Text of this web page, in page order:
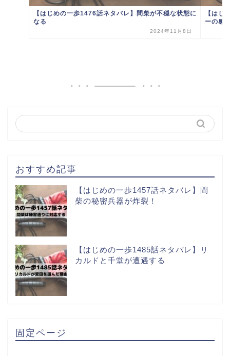
【はじめの一歩1476話ネタバレ】間柴が不穏な状態に
なる
2024年11月8日
【はじ
ーの感
おすすめ記事
【はじめの一歩1457話ネタバレ】間
柴の秘密兵器が炸裂！
【はじめの一歩1485話ネタバレ】リ
カルドと千堂が遭遇する
固定ページ